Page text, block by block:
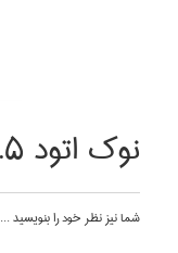
نوك اتود 0.5 پنتر كوتاه PL 106
شما نيز نظر خود را بنويسيد ...